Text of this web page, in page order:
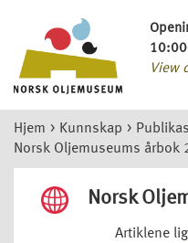
View
Hjem > Kunnskap >
Norsk Oljemuseums årbok
Norsk
Artiklene